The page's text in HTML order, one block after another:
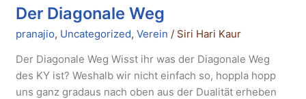
Der Diagonale Weg
pranajio, Uncategorized,Verein / Siri Hari Kaur
Der Diagonale Weg Wisst ihr was der Diagonale Weg
des KY ist? Weshalb wir nicht einfach so, hoppla hopp
uns ganz gradaus nach oben aus der Dualität erheben
Weg